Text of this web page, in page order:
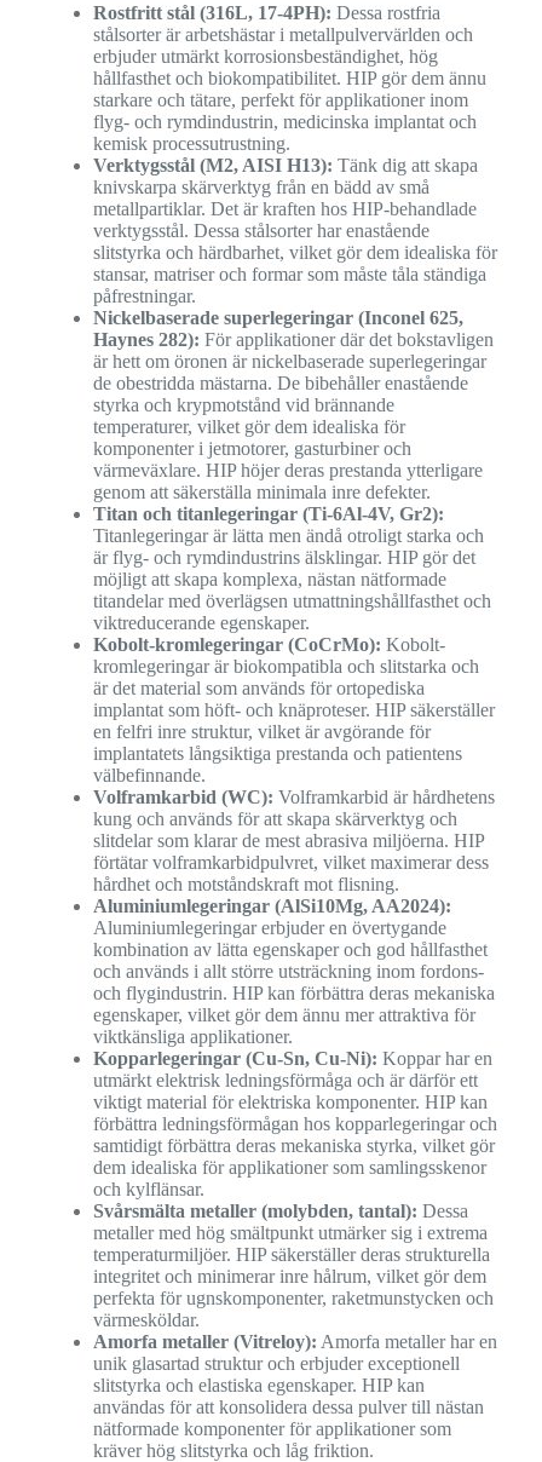
Rostfritt stål (316L, 17-4PH): Dessa rostfria
stålsorter är arbetshästar i metallpulvervärlden och
erbjuder utmärkt korrosionsbeständighet, hög
hållfasthet och biokompatibilitet. HIP gör dem ännu
starkare och tätare, perfekt för applikationer inom
flyg- och rymdindustrin, medicinska implantat och
kemisk processutrustning.
Verktygsstål (M2, AISI H13): Tänk dig att skapa
knivskarpa skärverktyg från en bädd av små
metallpartiklar. Det är kraften hos HIP-behandlade
verktygsstål. Dessa stålsorter har enastående
slitstyrka och härdbarhet, vilket gör dem idealiska för
stansar, matriser och formar som måste tåla ständiga
påfrestningar.
Nickelbaserade superlegeringar (Inconel 625,
Haynes 282): För applikationer där det bokstavligen
är hett om öronen är nickelbaserade superlegeringar
de obestridda mästarna. De bibehåller enastående
styrka och krypmotstånd vid brännande
temperaturer, vilket gör dem idealiska för
komponenter i jetmotorer, gasturbiner och
värmeväxlare. HIP höjer deras prestanda ytterligare
genom att säkerställa minimala inre defekter.
Titan och titanlegeringar (Ti-6Al-4V, Gr2):
Titanlegeringar är lätta men ändå otroligt starka och
är flyg- och rymdindustrins älsklingar. HIP gör det
möjligt att skapa komplexa, nästan nätformade
titandelar med överlägsen utmattningshållfasthet och
viktreducerande egenskaper.
Kobolt-kromlegeringar (CoCrMo): Kobolt-
kromlegeringar är biokompatibla och slitstarka och
är det material som används för ortopediska
implantat som höft- och knäproteser. HIP säkerställer
en felfri inre struktur, vilket är avgörande för
implantatets långsiktiga prestanda och patientens
välbefinnande.
Volframkarbid (WC): Volframkarbid är hårdhetens
kung och används för att skapa skärverktyg och
slitdelar som klarar de mest abrasiva miljöerna. HIP
förtätar volframkarbidpulvret, vilket maximerar dess
hårdhet och motståndskraft mot flisning.
Aluminiumlegeringar (AlSi10Mg, AA2024):
Aluminiumlegeringar erbjuder en övertygande
kombination av lätta egenskaper och god hållfasthet
och används i allt större utsträckning inom fordons-
och flygindustrin. HIP kan förbättra deras mekaniska
egenskaper, vilket gör dem ännu mer attraktiva för
viktkänsliga applikationer.
Kopparlegeringar (Cu-Sn, Cu-Ni): Koppar har en
utmärkt elektrisk ledningsförmåga och är därför ett
viktigt material för elektriska komponenter. HIP kan
förbättra ledningsförmågan hos kopparlegeringar och
samtidigt förbättra deras mekaniska styrka, vilket gör
dem idealiska för applikationer som samlingsskenor
och kylflänsar.
Svårsmälta metaller (molybden, tantal): Dessa
metaller med hög smältpunkt utmärker sig i extrema
temperaturmiljöer. HIP säkerställer deras strukturella
integritet och minimerar inre hålrum, vilket gör dem
perfekta för ugnskomponenter, raketmunstycken och
värmesköldar.
Amorfa metaller (Vitreloy): Amorfa metaller har en
unik glasartad struktur och erbjuder exceptionell
slitstyrka och elastiska egenskaper. HIP kan
användas för att konsolidera dessa pulver till nästan
nätformade komponenter för applikationer som
kräver hög slitstyrka och låg friktion.